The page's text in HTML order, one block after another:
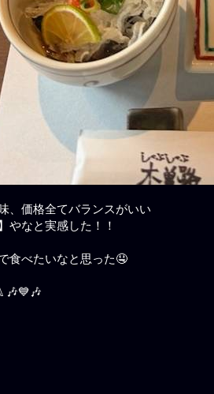
、価格全てバランスがいい
やなと実感した！！
食べたいなと思った🤤
🎶💙🎶